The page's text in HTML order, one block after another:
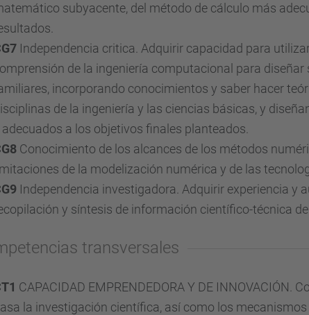
subyacente, del método de cálculo más
Independencia critica. Adquirir capacidad para
de la ingeniería computacional para
incorporando conocimientos y saber hacer
de la ingeniería y las ciencias básicas, y
a los objetivos finales planteados.
Conocimiento de los alcances de los métodos
de la modelización numérica y de las
Independencia investigadora. Adquirir experiencia y
y síntesis de información científico-técnica de
transversales
CAPACIDAD EMPRENDEDORA Y DE
la investigación científica, así como los